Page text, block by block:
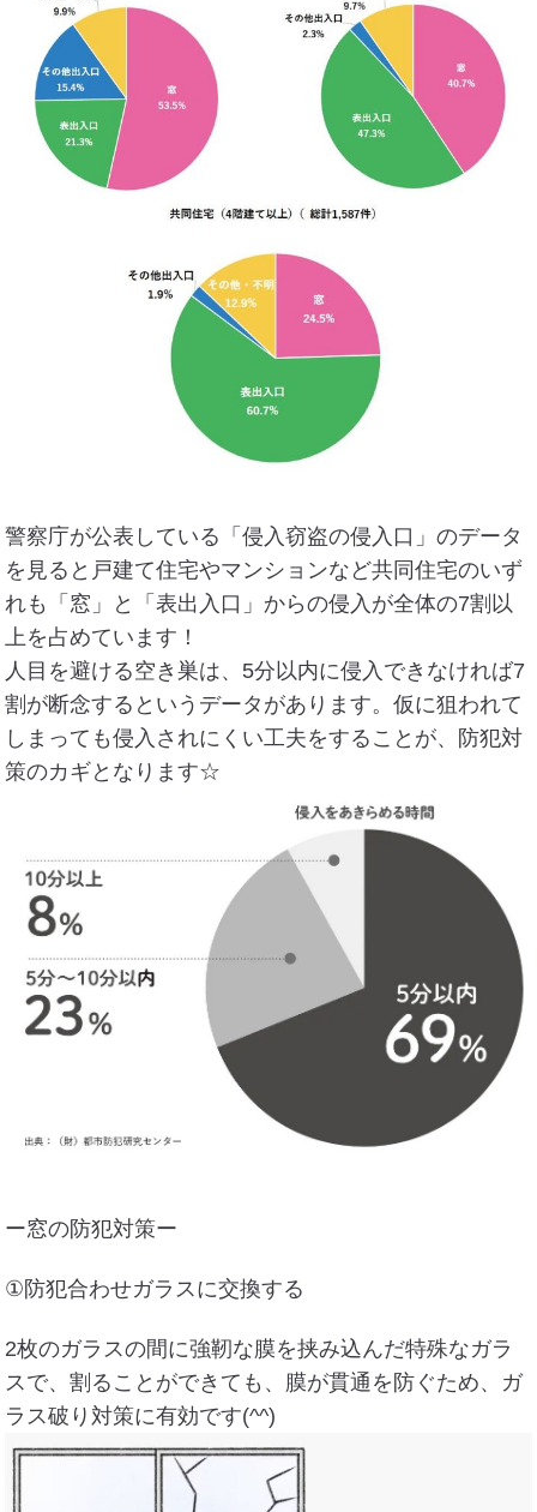
よくある質問
プライバシーポリシー
採用情報
警察庁が公表している「侵入窃盗の侵入口」のデータ
を見ると戸建て住宅やマンションなど共同住宅のいず
れも「窓」と「表出入口」からの侵入が全体の7割以
上を占めています！
人目を避ける空き巣は、5分以内に侵入できなければ7
割が断念するというデータがあります。仮に狙われて
しまっても侵入されにくい工夫をすることが、防犯対
策のカギとなります☆
ー窓の防犯対策ー
①防犯合わせガラスに交換する
2枚のガラスの間に強靭な膜を挟み込んだ特殊なガラ
スで、割ることができても、膜が貫通を防ぐため、ガ
ラス破り対策に有効です(^^)